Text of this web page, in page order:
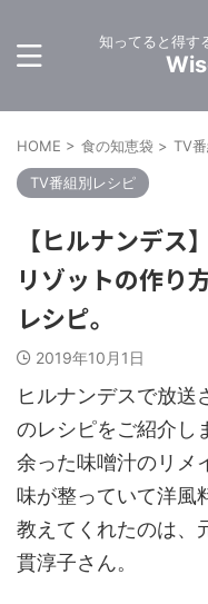
知ってると得す
HOME > 食の知恵袋 > TV
TV番組別レシピ
【ヒルナンデス
リゾットの作り
レシピ。
2019年10月1日
ヒルナンデスで放送
のレシピをご紹介し
余った味噌汁のリメ
味が整っていて洋風
教えてくれたのは、
貫淳子さん。